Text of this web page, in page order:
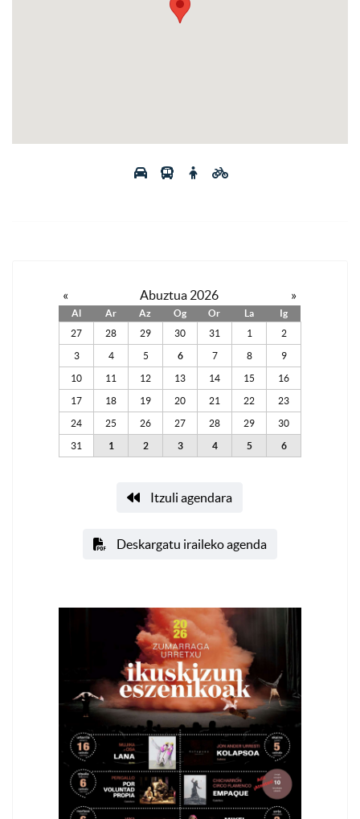
« Abuztua 2026 »
Al Ar Az Og Or La
Ig
27
28 29 30 31 1 2
3 4 5 6 7 8 9
10 11 12 13 14 15 16
17 18 19 20 21 22 23
24 25 26 27 28 29 30
31 1 2 3 4 5 6
Itzuli agendara
Deskargatu iraileko agenda